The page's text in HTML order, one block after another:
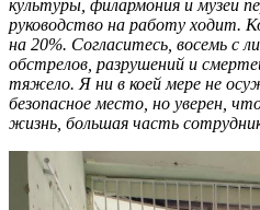
культуры, филармония и музеи
руководство на работу ходит.
на 20%. Согласитесь, восемь с
обстрелов, разрушений и
тяжело. Я ни в коей мере не
безопасное место, но уверен,
жизнь, большая часть